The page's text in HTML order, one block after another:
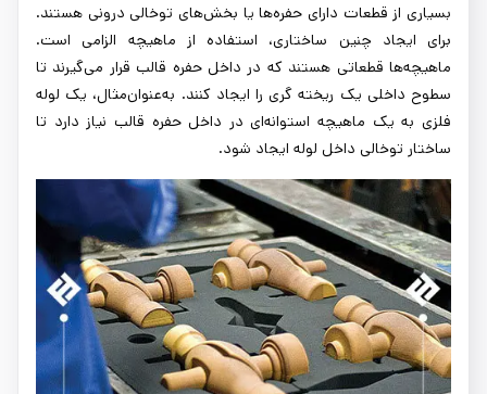
بسیاری از قطعات دارای حفره‌ها یا بخش‌های توخالی درونی هستند.
برای ایجاد چنین ساختاری، استفاده از ماهیچه الزامی است.
ماهیچه‌ها قطعاتی هستند که در داخل حفره قالب قرار می‌گیرند تا
سطوح داخلی یک ریخته گری را ایجاد کنند. به‌عنوان‌مثال، یک لوله
فلزی به یک ماهیچه استوانه‌ای در داخل حفره قالب نیاز دارد تا
ساختار توخالی داخل لوله ایجاد شود.